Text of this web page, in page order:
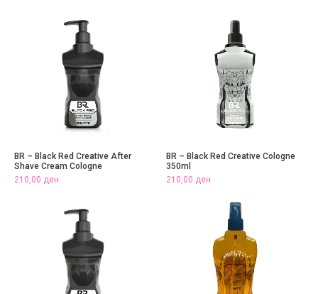
BR – Black Red Creative After
Shave Cream Cologne
210,00 ден
BR – Black Red Creative Cologne
350ml
210,00 ден